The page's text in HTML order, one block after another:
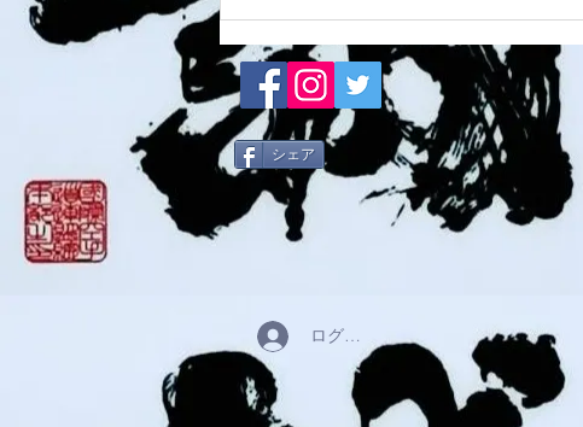
シェア
ログイン